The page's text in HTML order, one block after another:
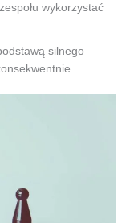
wykorzystać
silnego